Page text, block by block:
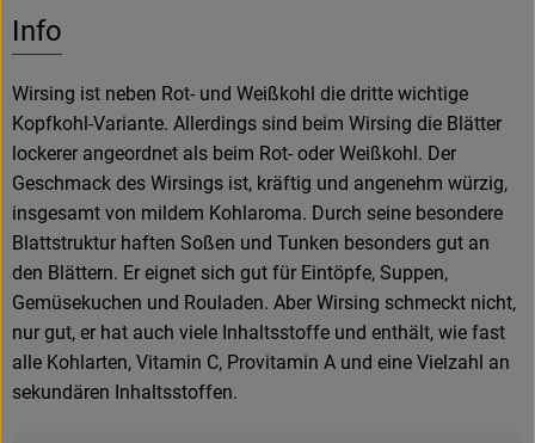
Info
Wirsing ist neben Rot- und Weißkohl die dritte wichtige
Kopfkohl-Variante. Allerdings sind beim Wirsing die Blätter
lockerer angeordnet als beim Rot- oder Weißkohl. Der
Geschmack des Wirsings ist, kräftig und angenehm würzig,
insgesamt von mildem Kohlaroma. Durch seine besondere
Blattstruktur haften Soßen und Tunken besonders gut an
den Blättern. Er eignet sich gut für Eintöpfe, Suppen,
Gemüsekuchen und Rouladen. Aber Wirsing schmeckt nicht,
nur gut, er hat auch viele Inhaltsstoffe und enthält, wie fast
alle Kohlarten, Vitamin C, Provitamin A und eine Vielzahl an
sekundären Inhaltsstoffen.